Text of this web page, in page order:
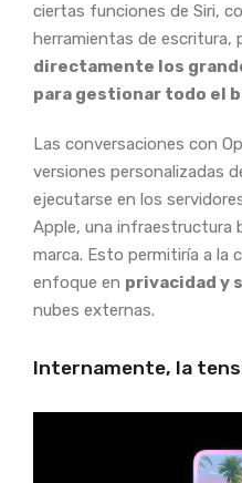
ciertas funciones de Siri,
herramientas de escritura,
directamente los
para gestionar todo el
Las conversaciones con
versiones personalizadas
ejecutarse en los
Apple, una infraestructura
marca. Esto permitiría a la
enfoque en privacidad y
nubes externas.
Internamente, la